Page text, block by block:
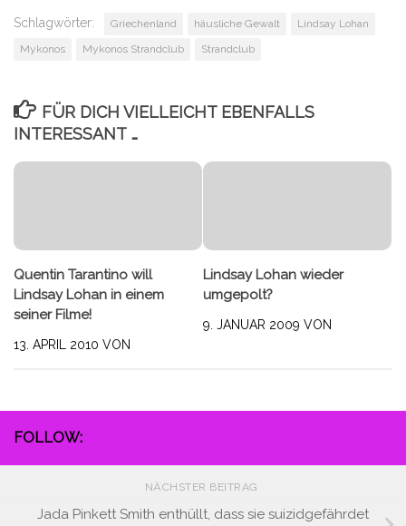
Schlagwörter: Griechenland häusliche Gewalt
Lindsay Lohan
Mykonos
Mykonos Strandclub Strandclub
FÜR DICH VIELLEICHT EBENFALLS
INTERESSANT …
Quentin Tarantino will
Lindsay Lohan in einem
seiner Filme!
13. APRIL 2010 VON
Lindsay Lohan wieder
umgepolt?
9. JANUAR 2009 VON
FOLLOW:
NÄCHSTER BEITRAG
Jada Pinkett Smith enthüllt, dass sie suizidgefährdet